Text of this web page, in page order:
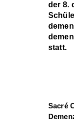
der 8.
statt.
Sacré